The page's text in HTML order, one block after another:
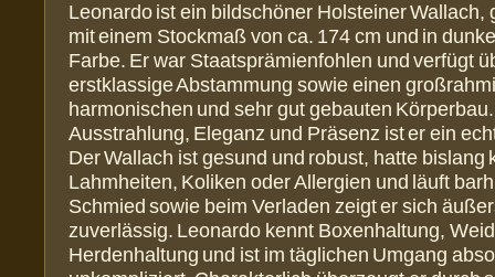
Leonardo ist ein bildschöner Holsteiner Wallach,
mit einem Stockmaß von ca. 174 cm und in
Farbe. Er war Staatsprämienfohlen und verfügt
erstklassige Abstammung sowie einen
harmonischen und sehr gut gebauten
Ausstrahlung, Eleganz und Präsenz ist er ein
Der Wallach ist gesund und robust, hatte bislang
Lahmheiten, Koliken oder Allergien und läuft
Schmied sowie beim Verladen zeigt er sich
zuverlässig. Leonardo kennt Boxenhaltung,
Herdenhaltung und ist im täglichen Umgang